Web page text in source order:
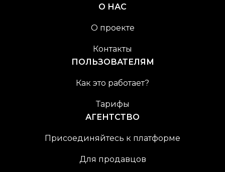
О НАС
О проекте
Контакты
ПОЛЬЗОВАТЕЛЯМ
Как это работает?
Тарифы
АГЕНТСТВО
Присоединяйтесь к платформе
Для продавцов